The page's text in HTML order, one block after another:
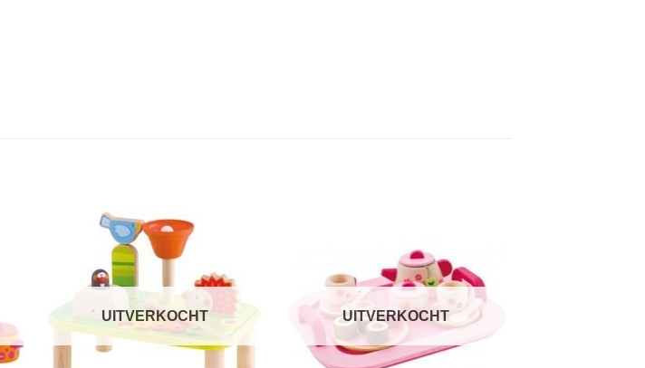
verlanglijst
UITVERKOCHT
verlanglijst
UITVERKOCHT